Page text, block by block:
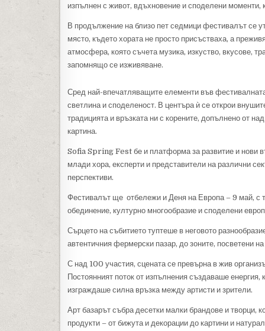
изпълнен с живот, вдъхновение и споделени моменти,
В продължение на близо пет седмици фестивалът се
място, където хората не просто присъстваха, а
атмосфера, която съчета музика, изкуство, вкусове,
запомнящо се изживяване.
Сред най-впечатляващите елементи във
светлина и споделеност. В центъра ѝ се открои
традицията и връзката ни с корените, допълнено от
картина.
Sofia Spring Fest бе и платформа за развитие и нови
млади хора, експерти и представители на различни
перспективи.
Фестивалът ще отбележи и Деня на Европа – 9 май, с
обединение, културно многообразие и споделени
Сърцето на събитието туптеше в неговото
автентичния фермерски пазар, до зоните, посветени
С над 100 участия, сцената се превърна в жив
Постоянният поток от изпълнения създаваше
изграждаше силна връзка между артисти и зрители.
Арт базарът събра десетки малки брандове и творци,
продукти – от бижута и декорации до картини и